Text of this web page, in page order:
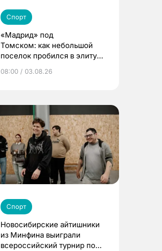
Спорт
«Мадрид» под
Томском: как небольшой
поселок пробился в элиту
08:00 / 03.08.26
Спорт
Новосибирские айтишники
из Минфина выиграли
всероссийский турнир по